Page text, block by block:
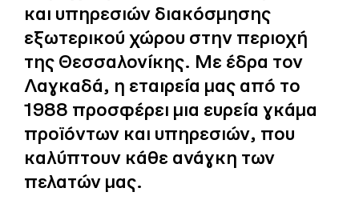
και υπηρεσιών διακόσμησης
εξωτερικού χώρου στην περιοχή
της Θεσσαλονίκης. Με έδρα τον
Λαγκαδά, η εταιρεία μας από το
1988 προσφέρει μια ευρεία γκάμα
προϊόντων και υπηρεσιών, που
καλύπτουν κάθε ανάγκη των
πελατών μας.